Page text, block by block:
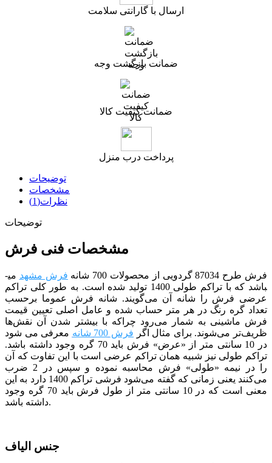
ارسال با گارانتی سلامت
ضمانت بازگشت وجه
ضمانت کیفیت کالا
پرداخت درب منزل
توضیحات
مشخصات
نظرات(1)
توضیحات
مشخصات فنی فرش
فرش طرح 87034 گردویی از محصولات 700 شانه فرش مشهدمی­
باشد که با تراکم طولی 1400 تولید شده است.
به طور کلی تراکم
عرضی فرش را شانه آن می‌گویند. شانه فرش عموما برحسب
تعداد گره رنگ در هر متر حساب شده و عامل اصلی تعیین قیمت
فرش ماشینی به شمار می‌رود چراکه با بیشتر شدن آن نقش‌ها
ظریف‌تر می‌شوند. برای مثال اگر فرش 700 شانه
معرفی می شود
در 10 سانتی متر از «عرض» فرش باید 70 گره وجود داشته باشد.
تراکم طولی نیز شبیه همان تراکم عرضی است با این تفاوت که آن
را در نیمه «طولی» فرش محاسبه نموده و سپس در 2 ضرب
می‌کنند
یعنی زمانی که گفته می‌شود فرشی تراکم 1400 دارد به این
معنی است که در 10 سانتی متر از طول فرش باید 70 گره وجود
داشته باشد.
جنس الیاف